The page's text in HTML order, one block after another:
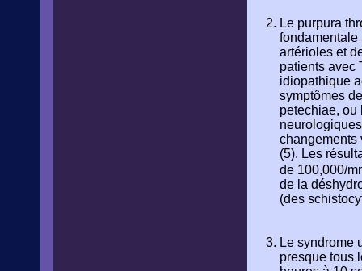
Le purpura
fondamentale
artérioles et
patients avec
idiopathique
symptômes
petechiae, ou
changements
(5). Les
de 100,000/
de la
(des
Le syndrome
presque tous